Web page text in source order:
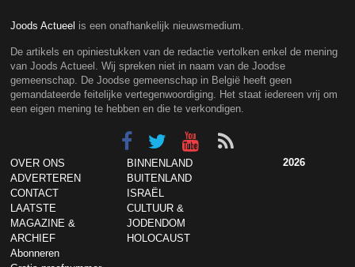
Joods Actueel is een onafhankelijk nieuwsmedium.
De artikels en opiniestukken van de redactie vertolken enkel de mening
van Joods Actueel. Wij spreken niet in naam van de Joodse
gemeenschap. De Joodse gemeenschap in België heeft geen
gemandateerde feitelijke vertegenwoordiging. Het staat iedereen vrij om
een eigen mening te hebben en die te verkondigen.
OVER ONS
ADVERTEREN
CONTACT
LAATSTE
MAGAZINE &
ARCHIEF
Abonneren
BINNENLAND
BUITENLAND
ISRAËL
CULTUUR &
JODENDOM
HOLOCAUST
2026